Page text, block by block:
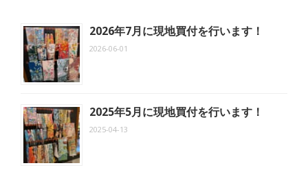
た。
す。
2026年7月に現地買付を行います！
2026-06-01
2025年5月に現地買付を行います！
2025-04-13